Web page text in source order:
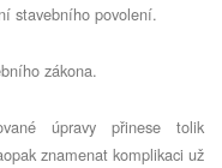
stavebního povolení.
zákona.
úpravy přinese tolik
znamenat komplikaci už